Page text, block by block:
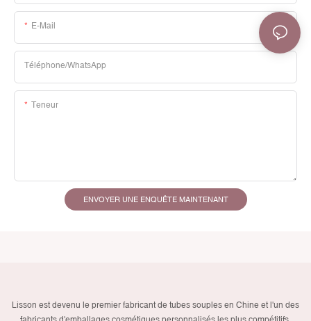
E-Mail
Téléphone/WhatsApp
Teneur
ENVOYER UNE ENQUÊTE MAINTENANT
Lisson est devenu le premier fabricant de tubes souples en Chine et l'un des